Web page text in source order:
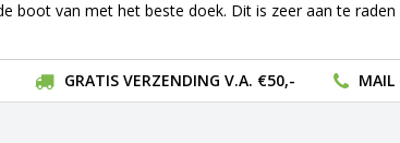
boot van met het beste doek. Dit is zeer aan te
GRATIS VERZENDING V.A. €50,- MAIL